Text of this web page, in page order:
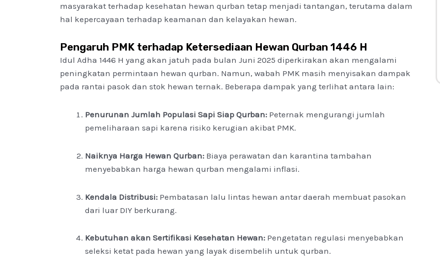
masyarakat terhadap kesehatan hewan qurban tetap menjadi tantangan, terutama dalam
hal kepercayaan terhadap keamanan dan kelayakan hewan.
Pengaruh PMK terhadap Ketersediaan Hewan Qurban 1446 H
Idul Adha 1446 H yang akan jatuh pada bulan Juni 2025 diperkirakan akan mengalami
peningkatan permintaan hewan qurban. Namun, wabah PMK masih menyisakan dampak
pada rantai pasok dan stok hewan ternak. Beberapa dampak yang terlihat antara lain:
Penurunan Jumlah Populasi Sapi Siap Qurban: Peternak mengurangi jumlah
pemeliharaan sapi karena risiko kerugian akibat PMK.
Naiknya Harga Hewan Qurban: Biaya perawatan dan karantina tambahan
menyebabkan harga hewan qurban mengalami inflasi.
Kendala Distribusi: Pembatasan lalu lintas hewan antar daerah membuat pasokan
dari luar DIY berkurang.
Kebutuhan akan Sertifikasi Kesehatan Hewan: Pengetatan regulasi menyebabkan
seleksi ketat pada hewan yang layak disembelih untuk qurban.